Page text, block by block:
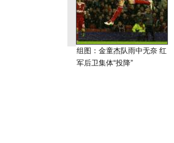
组图：金童杰队雨中无奈 红
军后卫集体“投降”